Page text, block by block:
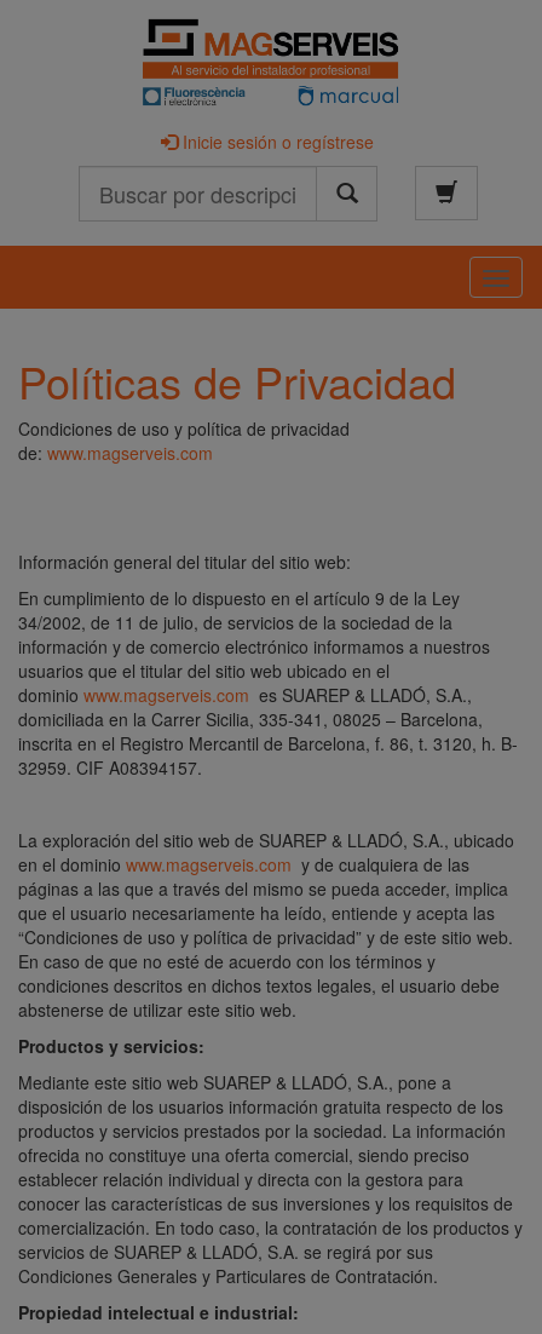
Inicie sesión o regístrese
Políticas de Privacidad
Condiciones de uso y política de privacidad
de: www.magserveis.com
Información general del titular del sitio web:
En cumplimiento de lo dispuesto en el artículo 9 de la Ley
34/2002, de 11 de julio, de servicios de la sociedad de la
información y de comercio electrónico informamos a nuestros
usuarios que el titular del sitio web ubicado en el
dominio www.magserveis.com es SUAREP & LLADÓ, S.A.,
domiciliada en la Carrer Sicilia, 335-341, 08025 – Barcelona,
inscrita en el Registro Mercantil de Barcelona, f. 86, t. 3120, h. B-
32959. CIF A08394157.
La exploración del sitio web de SUAREP & LLADÓ, S.A., ubicado
en el dominio www.magserveis.com y de cualquiera de las
páginas a las que a través del mismo se pueda acceder, implica
que el usuario necesariamente ha leído, entiende y acepta las
“Condiciones de uso y política de privacidad” y de este sitio web.
En caso de que no esté de acuerdo con los términos y
condiciones descritos en dichos textos legales, el usuario debe
abstenerse de utilizar este sitio web.
Productos y servicios:
Mediante este sitio web SUAREP & LLADÓ, S.A., pone a
disposición de los usuarios información gratuita respecto de los
productos y servicios prestados por la sociedad. La información
ofrecida no constituye una oferta comercial, siendo preciso
establecer relación individual y directa con la gestora para
conocer las características de sus inversiones y los requisitos de
comercialización. En todo caso, la contratación de los productos y
servicios de SUAREP & LLADÓ, S.A. se regirá por sus
Condiciones Generales y Particulares de Contratación.
Propiedad intelectual e industrial: